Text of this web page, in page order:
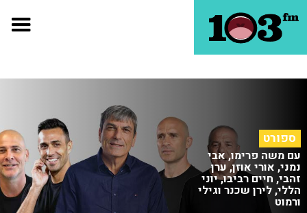
ספורט
עם משה פרימו, אבי
נמני, אורי אוזן, ערן
זהבי, חיים רביבו, יוני
הללי, לירן שכנר וגילי
ורמוט